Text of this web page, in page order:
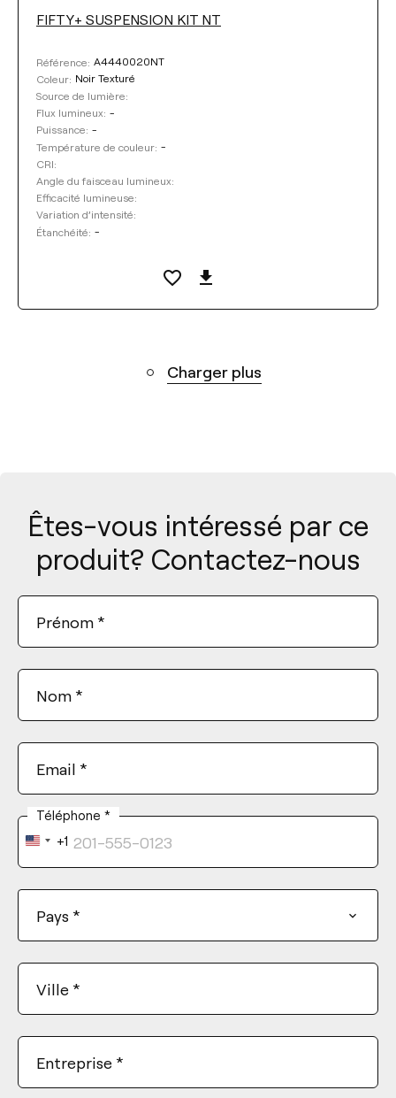
FIFTY+ SUSPENSION KIT NT
Référence: A4440020NT
Coleur: Noir Texturé
Source de lumière:
Flux lumineux: -
Puissance: -
Température de couleur: -
CRI:
Angle du faisceau lumineux:
Efficacité lumineuse:
Variation d’intensité:
Étanchéité: -
Charger plus
Êtes-vous intéressé par ce
produit? Contactez-nous
Prénom *
Nom *
Email *
Téléphone *
United
States
+1
Pays *
Ville *
Entreprise *